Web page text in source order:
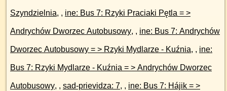
Szyndzielnia, , ine: Bus 7: Rzyki Praciaki Pętla = >
Andrychów Dworzec Autobusowy, , ine: Bus 7: Andrychów
Dworzec Autobusowy = > Rzyki Mydlarze - Kuźnia, , ine:
Bus 7: Rzyki Mydlarze - Kuźnia = > Andrychów Dworzec
Autobusowy, , sad-prievidza: 7, , ine: Bus 7: Hájik = >